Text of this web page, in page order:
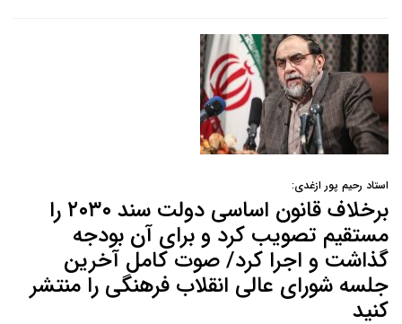
استاد رحیم پور ازغدی:
برخلاف قانون اساسی دولت سند ۲۰۳۰ را
مستقیم تصویب کرد و برای آن بودجه
گذاشت و اجرا کرد/ صوت کامل آخرین
جلسه شورای عالی انقلاب فرهنگی را منتشر
کنید